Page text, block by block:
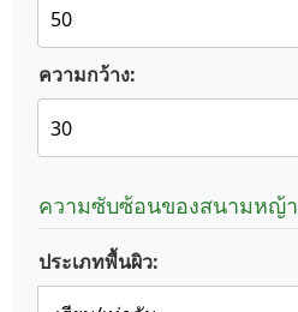
ความกว้าง:
ความซับซ้อนของสนามหญ้า
ประเภทพื้นผิว: